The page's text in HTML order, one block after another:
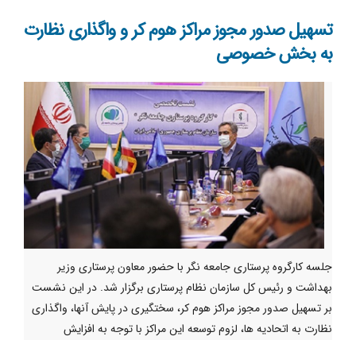
تسهیل صدور مجوز مراکز هوم کر و واگذاری نظارت
به بخش خصوصی
جلسه کارگروه پرستاری جامعه نگر با حضور معاون پرستاری وزیر
بهداشت و رئیس کل سازمان نظام پرستاری برگزار شد. در این نشست
بر تسهیل صدور مجوز مراکز هوم کر، سختگیری در پایش آنها، واگذاری
نظارت به اتحادیه ها، لزوم توسعه این مراکز با توجه به افزایش